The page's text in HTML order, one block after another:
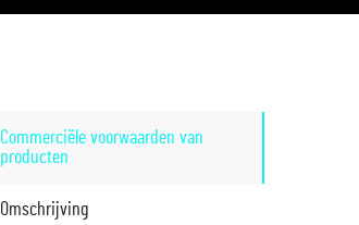
Commerciële voorwaarden van
producten
Omschrijving